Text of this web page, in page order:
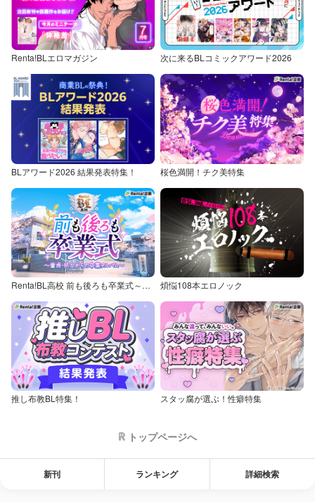
Renta!BLエロマガジン 次に来るBLコミックアワード2026
BLアワード2026 結果発表特集！ 桜色満開！チク美特集
Renta!BL高校 前も後ろも卒業式～童貞・処女からの卒業アルバム～ 煩悩108本エロノック
推し布教BL特集！ スタッ腐が選ぶ！性癖特集
トップページへ
新刊 ランキング 詳細検索